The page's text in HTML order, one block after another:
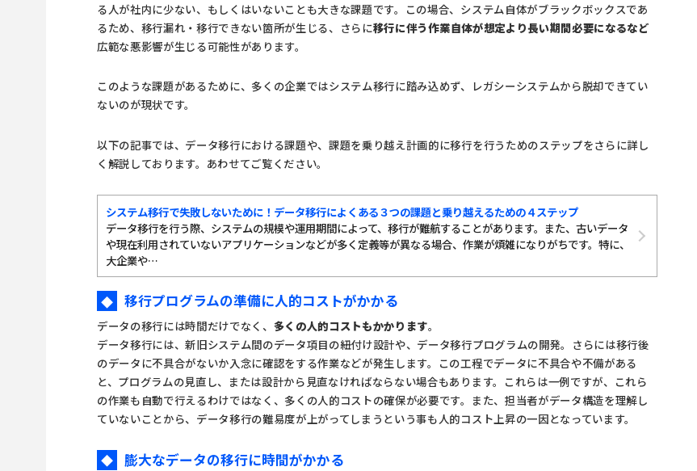
る人が社内に少ない、もしくはいないことも大きな課題です。この場合、システム自体がブラックボックスであ
るため、移行漏れ・移行できない箇所が生じる、さらに移行に伴う作業自体が想定より長い期間必要になるなど
広範な悪影響が生じる可能性があります。
このような課題があるために、多くの企業ではシステム移行に踏み込めず、レガシーシステムから脱却できてい
ないのが現状です。
以下の記事では、データ移行における課題や、課題を乗り越え計画的に移行を行うためのステップをさらに詳し
く解説しております。あわせてご覧ください。
システム移行で失敗しないために！データ移行によくある３つの課題と乗り越えるための４ステップ
データ移行を行う際、システムの規模や運用期間によって、移行が難航することがあります。また、古いデータ
や現在利用されていないアプリケーションなどが多く定義等が異なる場合、作業が煩雑になりがちです。特に、
大企業や…
◆ 移行プログラムの準備に人的コストがかかる
データの移行には時間だけでなく、 多くの人的コストもかかります。
データ移行には、新旧システム間のデータ項目の紐付け設計や、データ移行プログラムの開発。さらには移行後
のデータに不具合がないか入念に確認をする作業などが発生します。この工程でデータに不具合や不備がある
と、プログラムの見直し、または設計から見直なければならない場合もあります。これらは一例ですが、これら
の作業も自動で行えるわけではなく、多くの人的コストの確保が必要です。また、担当者がデータ構造を理解し
ていないことから、データ移行の難易度が上がってしまうという事も人的コスト上昇の一因となっています。
◆ 膨大なデータの移行に時間がかかる